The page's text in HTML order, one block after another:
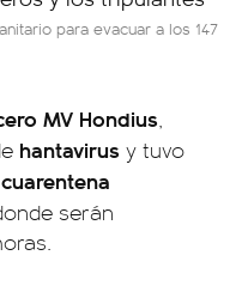
para evacuar a los 147
MV Hondius,
hantavirus y tuvo
cuarentena
serán